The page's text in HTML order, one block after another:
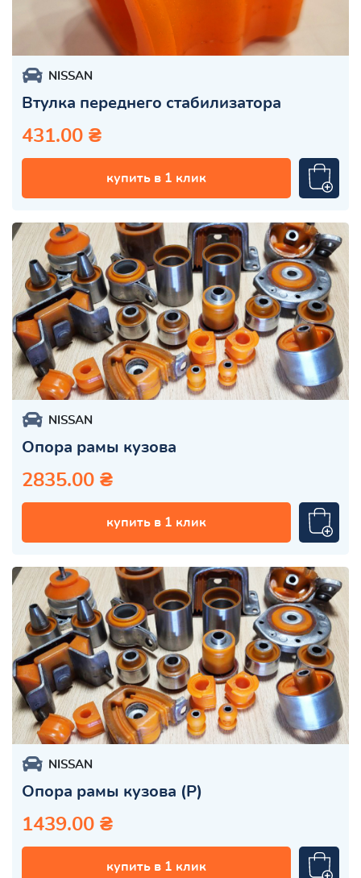
NISSAN
Втулка переднего стабилизатора
431.00 ₴
купить в 1 клик
NISSAN
Опора рамы кузова
2835.00 ₴
купить в 1 клик
NISSAN
Опора рамы кузова (Р)
1439.00 ₴
купить в 1 клик